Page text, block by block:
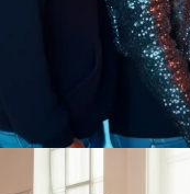
Fashion & Design
Management
Fashion Design
Luxury
Generatives
KI
Costume Design